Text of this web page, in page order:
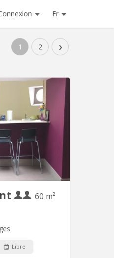
Fr
1 2 ›
60 m²
Libre
KN 2513
meublé et
d'une habitation
(centre-ville).
studieuse. Location
2 chambres -
entièrement
avec douche et
Internet. Facilités de